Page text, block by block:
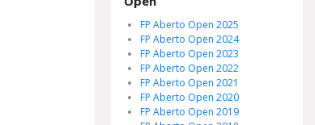
FP Aberto Open 2025
FP Aberto Open 2024
FP Aberto Open 2023
FP Aberto Open 2022
FP Aberto Open 2021
FP Aberto Open 2020
FP Aberto Open 2019